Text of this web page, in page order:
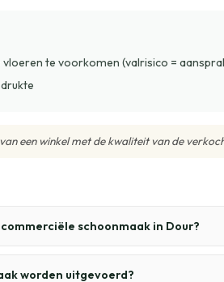
te voorkomen (valrisico =
een winkel met de kwaliteit van de
schoonmaak in Dour?
worden uitgevoerd?